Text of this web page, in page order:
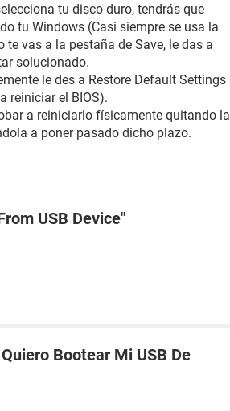
tu disco duro, tendrás que
tu Windows (Casi siempre se usa la
vas a la pestaña de Save, le das a
solucionado.
le des a Restore Default Settings
reiniciar el BIOS).
a reiniciarlo físicamente quitando la
a poner pasado dicho plazo.
USB Device"
Bootear Mi USB De